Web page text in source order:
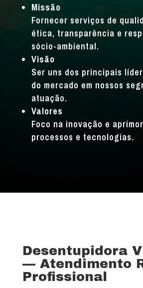
Missão
Fornecer serviços de
ética, transparência e
sócio-ambiental.
Visão
Ser uns dos principais
do mercado em nossos
atuação.
Valores
Foco na inovação e
processos e tecnologias.
Desentupidora
— Atendimento
Profissional